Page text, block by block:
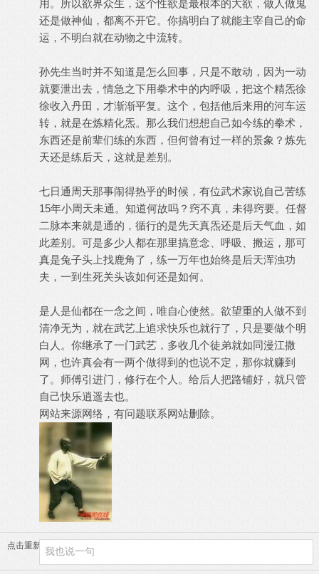
用。所以欲界众生，这个性欲是最根本的大欲，做人做鬼
还是做神仙，都离不开它。你搞明白了就能主宰自己的命
运，不明白就在动物之中流转。
孙先生当时并不知道是怎么回事，只是不敢动，因为一动
就要泄出去，情急之下用拳术中的内呼吸，把这个精炁徐
徐收入丹田，才渐渐平复。这个，包括他后来用的河车运
转，就是在炼精化炁。那么我们想想自己如今练的拳术，
东西还是前辈们练的东西，但何曾有过一样的景象？炼先
天还是练后天，这就是差别。
七日通周天那事闹得热乎的时候，有位武术家说自己苦练
15年小周天未通。知道何故吗？窍不真，未得窍要。任督
二脉本来就是通的，循行的是先天真炁还是后天气血，如
此差别。可是多少人都在那里搞意念、呼吸、搬运，那可
真是兔子头上找鹿角了，练一万年也始终是后天浑浊功
夫，一到生死关头该如何还是如何。
是人是仙都在一念之间，唯自心使然。欲望重的人做不到
清净无为，就在武艺上追求快乐也就行了，只是要做个明
白人。你继承了一门武艺，多收几个徒弟就如同漫江撒
网，也许真会有一两个做得到的也说不定，那你就赚到
了。师傅引进门，修行在个人。给后人把路铺好，就只管
自己快乐逍遥去也。
网站来源网络，有问题联系网站删除。
点击重新加载